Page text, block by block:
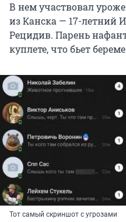
В нем участвовал
из Канска — 17-летний
Рецидив. Парень
куплете, что бьет
Тот самый скриншот с угрозами